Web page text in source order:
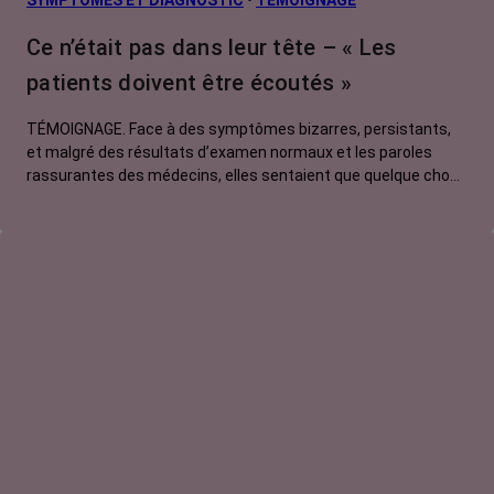
Ce n’était pas dans leur tête – « Les
patients doivent être écoutés »
TÉMOIGNAGE. Face à des symptômes bizarres, persistants,
et malgré des résultats d’examen normaux et les paroles
rassurantes des médecins, elles sentaient que quelque chose